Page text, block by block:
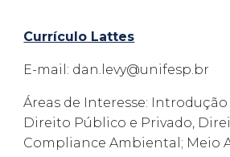
Currículo Lattes
E-mail: dan.levy@unifesp.br
Áreas de Interesse:
Direito Público e Privado,
Compliance Ambiental; Meio